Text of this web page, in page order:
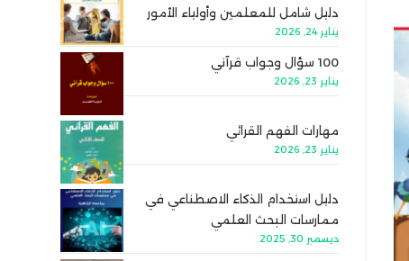
دليل شامل للمعلمين وأولياء الأمور
يناير 24, 2026
100 سؤال وجواب قرآني
يناير 23, 2026
مهارات الفهم القرائي
يناير 23, 2026
دليل استخدام الذكاء الاصطناعي في
ممارسات البحث العلمي
ديسمبر 30, 2025